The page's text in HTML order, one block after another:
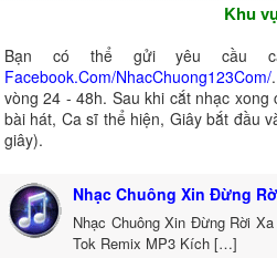
Khu
Bạn có thể gửi yêu cầu
Facebook.Com/NhacChuong123Com/
vòng 24 - 48h. Sau khi cắt nhạc
bài hát, Ca sĩ thể hiện, Giây bắt đầu
giây).
Nhạc Chuông Xin Đừng
Nhạc Chuông Xin Đừng Rời
Tok Remix MP3 Kích […]